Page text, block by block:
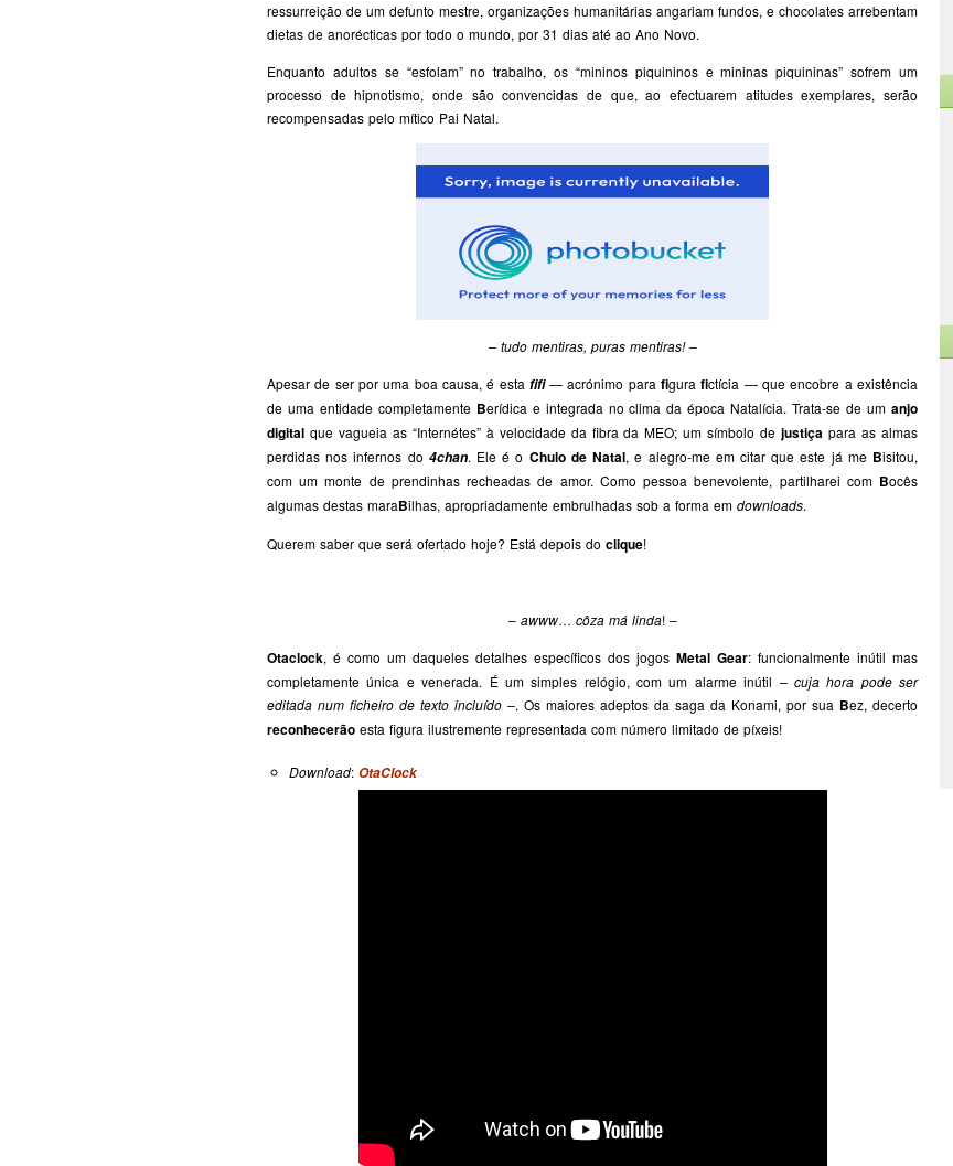
ressurreição de um defunto mestre, organizações humanitárias angariam fundos, e chocolates arrebentam
dietas de anorécticas por todo o mundo, por 31 dias até ao Ano Novo.
Enquanto adultos se “esfolam” no trabalho, os “mininos piquininos e mininas piquininas” sofrem um
processo de hipnotismo, onde são convencidas de que, ao efectuarem atitudes exemplares, serão
recompensadas pelo mítico Pai Natal.
– tudo mentiras, puras mentiras! –
Apesar de ser por uma boa causa, é esta fifi— acrónimo parafigurafictícia — que encobre a existência
de uma entidade completamente Berídica e integrada no clima da época Natalícia. Trata-se de umanjo
digital que vagueia as “Internétes” à velocidade da fibra da MEO; um símbolo dejustiça para as almas
perdidas nos infernos do 4chan. Ele é o Chulo de Natal, e alegro-me em citar que este já me Bisitou,
com um monte de prendinhas recheadas de amor. Como pessoa benevolente, partilharei com Bocês
algumas destas maraBilhas, apropriadamente embrulhadas sob a forma em downloads.
Querem saber que será ofertado hoje? Está depois do clique!
– awww… côza má linda! –
Otaclock, é como um daqueles detalhes específicos dos jogos Metal Gear: funcionalmente inútil mas
completamente única e venerada. É um simples relógio, com um alarme inútil – cuja hora pode ser
editada num ficheiro de texto incluído –. Os maiores adeptos da saga da Konami, por sua Bez, decerto
reconhecerão esta figura ilustremente representada com número limitado de píxeis!
Download: OtaClock